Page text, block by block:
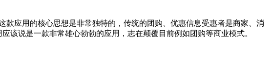
应用的核心思想是非常独特的，传统的团购、优惠信息受惠者是商家、消
该说是一款非常雄心勃勃的应用，志在颠覆目前例如团购等商业模式。